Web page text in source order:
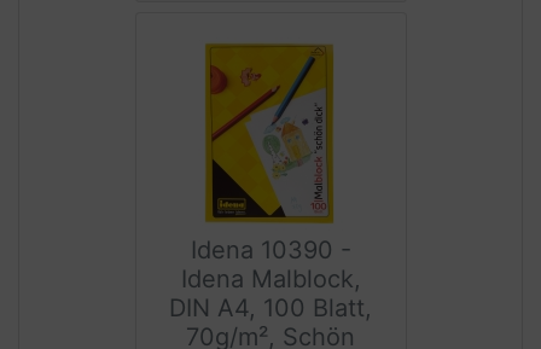
Idena 10390 -
Idena Malblock,
DIN A4, 100 Blatt,
70g/m², Schön